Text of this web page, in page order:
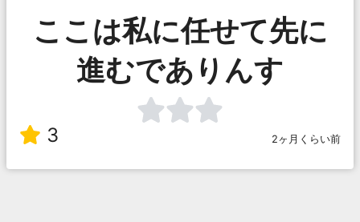
ここは私に任せて先に
進むでありんす
3 2ヶ月くらい前